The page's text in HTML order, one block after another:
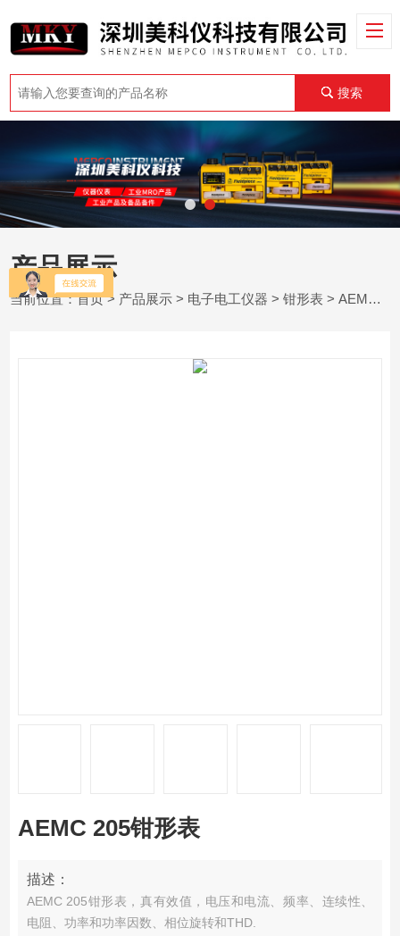
搜索
产品展示
当前位置：首页> 产品展示 > 电子电工仪器 >钳形表 > AEMC 205钳形表
AEMC 205钳形表
描述：
AEMC 205钳形表，真有效值，电压和电流、频率、连续性、
电阻、功率和功率因数、相位旋转和THD.